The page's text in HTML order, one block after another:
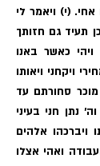
(י) ויאמר לי
תעיד גם חזותך
כאשר באנו
ויקחני ויאותו
סחורתם עד
נתן חני בעיני
ויברכהו אלהים
ואהי אצלו